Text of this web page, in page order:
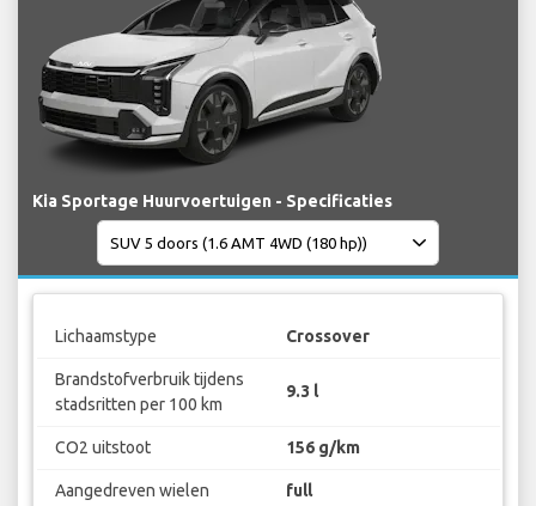
Kia Sportage Huurvoertuigen - Specificaties
Lichaamstype Crossover
Brandstofverbruik tijdens
stadsritten per 100 km
9.3 l
CO2 uitstoot 156 g/km
Aangedreven wielen full